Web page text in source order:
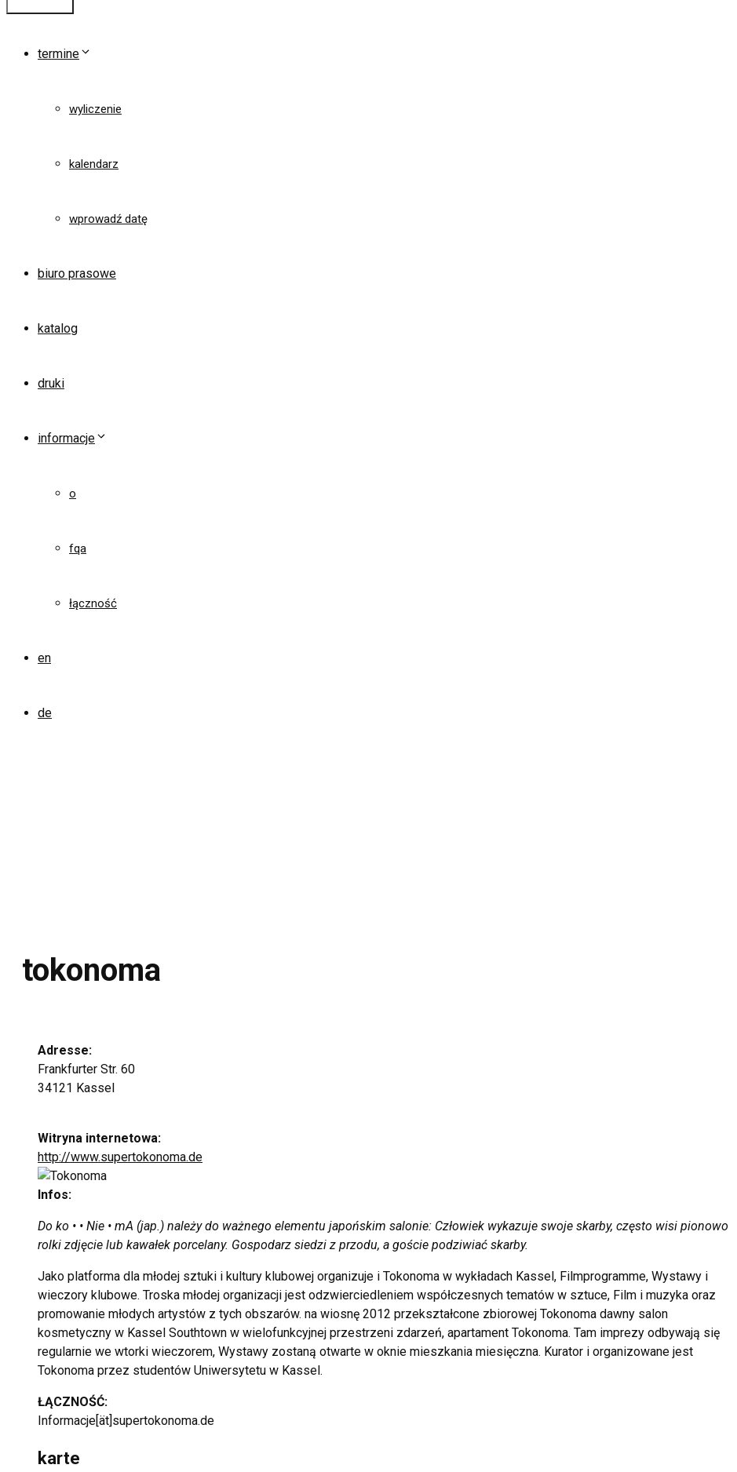
termine
wyliczenie
kalendarz
wprowadź datę
biuro prasowe
katalog
druki
informacje
o
fqa
łączność
en
de
tokonoma
Adresse:
Frankfurter Str. 60
34121 Kassel
Witryna internetowa:
http://www.supertokonoma.de
Infos:
Do ko • • Nie • mA (jap.) należy do ważnego elementu japońskim salonie: Człowiek wykazuje swoje skarby, często wisi pionowo
rolki zdjęcie lub kawałek porcelany. Gospodarz siedzi z przodu, a goście podziwiać skarby.
Jako platforma dla młodej sztuki i kultury klubowej organizuje i Tokonoma w wykładach Kassel, Filmprogramme, Wystawy i
wieczory klubowe. Troska młodej organizacji jest odzwierciedleniem współczesnych tematów w sztuce, Film i muzyka oraz
promowanie młodych artystów z tych obszarów. na wiosnę 2012 przekształcone zbiorowej Tokonoma dawny salon
kosmetyczny w Kassel Southtown w wielofunkcyjnej przestrzeni zdarzeń, apartament Tokonoma. Tam imprezy odbywają się
regularnie we wtorki wieczorem, Wystawy zostaną otwarte w oknie mieszkania miesięczna. Kurator i organizowane jest
Tokonoma przez studentów Uniwersytetu w Kassel.
ŁĄCZNOŚĆ:
Informacje[ät]supertokonoma.de
karte